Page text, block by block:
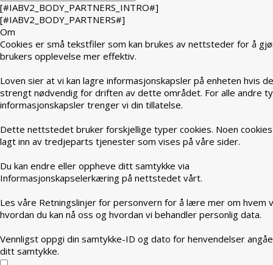
[#IABV2_BODY_PARTNERS_INTRO#]
[#IABV2_BODY_PARTNERS#]
Om
Cookies er små tekstfiler som kan brukes av nettsteder for å
brukers opplevelse mer effektiv.
Loven sier at vi kan lagre informasjonskapsler på enheten hvis
strengt nødvendig for driften av dette området. For alle andre
informasjonskapsler trenger vi din tillatelse.
Dette nettstedet bruker forskjellige typer cookies. Noen
lagt inn av tredjeparts tjenester som vises på våre sider.
Du kan endre eller oppheve ditt samtykke via
Informasjonskapselerkæring på nettstedet vårt.
Les våre Retningslinjer for personvern for å lære mer om hvem
hvordan du kan nå oss og hvordan vi behandler personlig data.
Vennligst oppgi din samtykke-ID og dato for henvendelser
ditt samtykke.